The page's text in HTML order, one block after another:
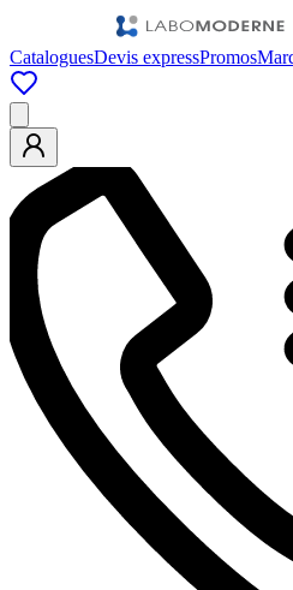
CataloguesDevis expressPromos